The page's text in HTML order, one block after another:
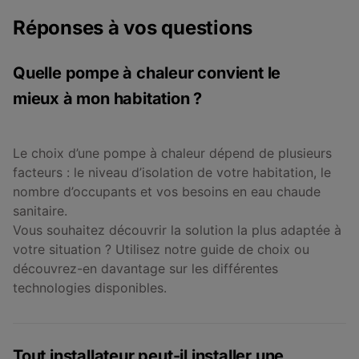
Réponses à vos questions
Quelle pompe à chaleur convient le
mieux à mon habitation ?
Le choix d’une pompe à chaleur dépend de plusieurs
facteurs : le niveau d’isolation de votre habitation, le
nombre d’occupants et vos besoins en eau chaude
sanitaire.
Vous souhaitez découvrir la solution la plus adaptée à
votre situation ? Utilisez notre guide de choix ou
découvrez-en davantage sur les différentes
technologies disponibles.